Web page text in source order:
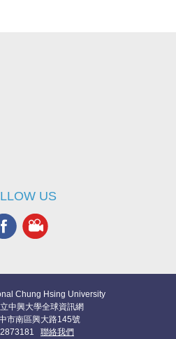
US
Chung Hsing University
中興大學全球資訊網
市南區興大路145號
聯絡我們